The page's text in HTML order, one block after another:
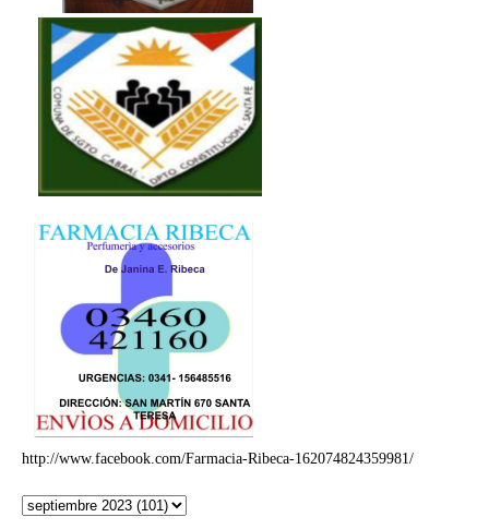
http://www.facebook.com/Farmacia-Ribeca-162074824359981/